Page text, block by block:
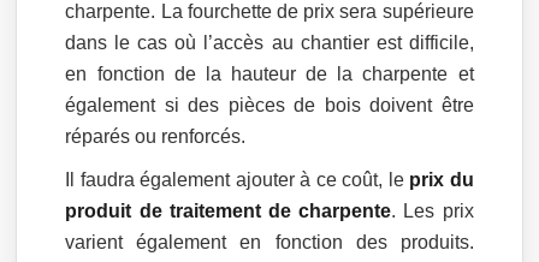
charpente. La fourchette de prix sera supérieure
dans le cas où l’accès au chantier est difficile,
en fonction de la hauteur de la charpente et
également si des pièces de bois doivent être
réparés ou renforcés.
Il faudra également ajouter à ce coût, le prix du
produit de traitement de charpente. Les prix
varient également en fonction des produits.